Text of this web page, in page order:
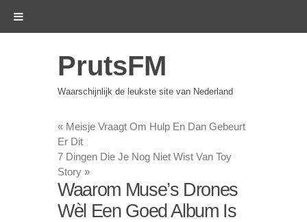
PrutsFM
Waarschijnlijk de leukste site van Nederland
« Meisje Vraagt Om Hulp En Dan Gebeurt
Er Dit
7 Dingen Die Je Nog Niet Wist Van Toy
Story »
Waarom Muse’s Drones
Wèl Een Goed Album Is